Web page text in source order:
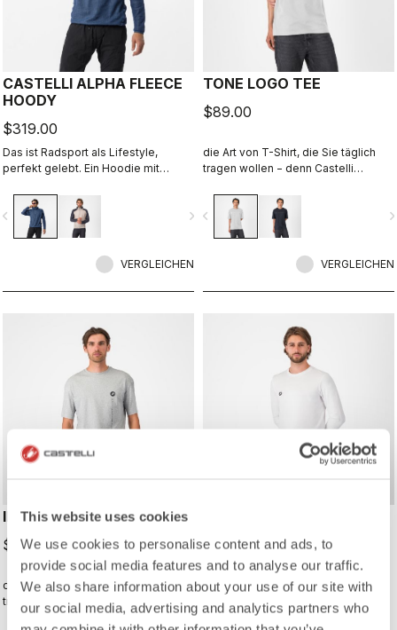
This website uses cookies
We use cookies to personalise content and ads, to
provide social media features and to analyse our traffic.
We also share information about your use of our site with
our social media, advertising and analytics partners who
CASTELLI ALPHA FLEECE
HOODY
$319.00
Das ist Radsport als Lifestyle,
perfekt gelebt. Ein Hoodie mit
Alpha-Material.
navigate_next
VERGLEICHEN
TONE LOGO TEE
$89.00
die Art von T-Shirt, die Sie täglich
tragen wollen − denn Castelli
Radsport hinaus.
navigate_before
VERGLEICHEN
INNOVATION LOGO TEE
$89.00
die Art von T-Shirt, die Sie täglich
tragen wollen − denn Castelli
begleitet Sie auch über den
$104.00
die Art von T-Shirt, die Sie täglich
tragen wollen − denn Castelli
begleitet Sie auch über den